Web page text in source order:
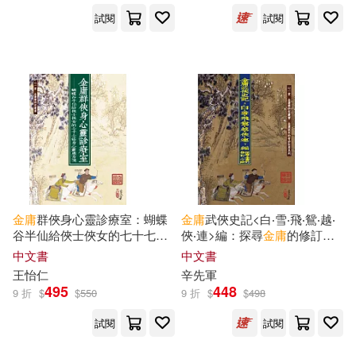
董千里(1)
蔣泥 孔慶東 編著(1)
許德成(1)
郭政一(1) 鄧笑然(1)
鄭政恆(1) 鄺萬和(1)
金庸 等(1)
浙江大學出版社(1)
湖北人民出版社(1)
湖南師範大學出版社(1)
澤宇文化(1) 濟南出版社(1)
獨立作家(1) 秀威資訊(1)
立信會計出版社(1)
試閱 試閱
金庸群俠身心靈診療室：蝴蝶
谷半仙給俠士俠女的七十七張
身心靈處方箋
中文書
王怡仁
9 折 $495 $550
試閱
金庸武俠史記<白‧雪‧飛‧鴛‧越‧
俠‧連>編：探尋金庸的修訂心
路
中文書
辛先軍
9 折 $448 $498
試閱